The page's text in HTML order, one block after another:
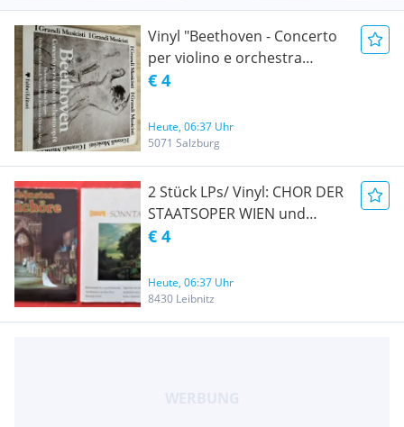
Vinyl "Beethoven - Concerto
per violino e orchestra
op.61"
€ 4
Heute, 06:37 Uhr
5071 Salzburg
2 Stück LPs/ Vinyl: CHOR DER
STAATSOPER WIEN und
ORCHESTER DER VOLKSOPER
OPERNCHÖRE" und DIVERSE
INTERPRETEN -
"SONNTAGSKONZERT" - Das
€ 4
Heute, 06:37 Uhr
8430 Leibnitz